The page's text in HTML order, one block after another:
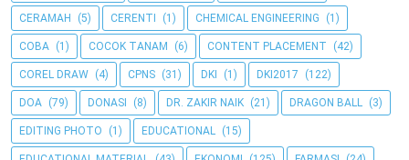
CERAMAH (5) CERENTI (1) CHEMICAL ENGINEERING (1)
COBA (1) COCOK TANAM (6) CONTENT PLACEMENT (42)
COREL DRAW (4) CPNS (31) DKI (1) DKI2017 (122)
DOA (79) DONASI (8) DR. ZAKIR NAIK (21) DRAGON BALL (3)
EDITING PHOTO (1) EDUCATIONAL (15)